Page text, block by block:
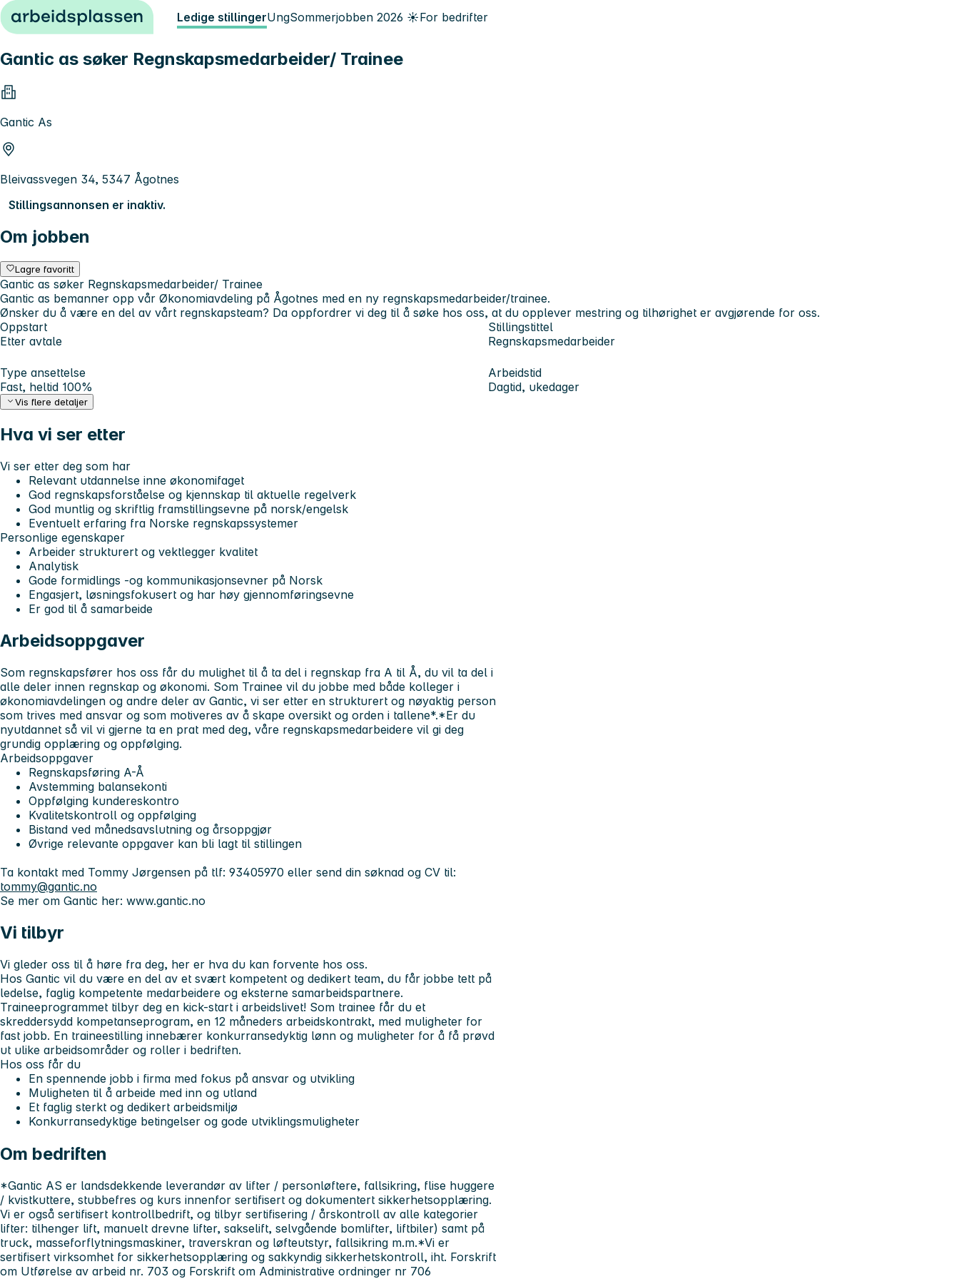
Hopp til innhold Ledige stillingerUngSommerjobben 2026 ☀️For bedrifter
Gantic as søker Regnskapsmedarbeider/ Trainee
Gantic As
Bleivassvegen 34, 5347 Ågotnes
Stillingsannonsen er inaktiv.
Om jobben
Lagre favoritt
Gantic as søker Regnskapsmedarbeider/ Trainee
Gantic as bemanner opp vår Økonomiavdeling på Ågotnes med en ny regnskapsmedarbeider/trainee.
Ønsker du å være en del av vårt regnskapsteam? Da oppfordrer vi deg til å søke hos oss, at du opplever mestring og tilhørighet er avgjørende for oss.
Oppstart
Etter avtale
Stillingstittel
Regnskapsmedarbeider
Type ansettelse
Fast, heltid 100%
Arbeidstid
Dagtid, ukedager
Vis flere detaljer
Hva vi ser etter
Vi ser etter deg som har
Relevant utdannelse inne økonomifaget
God regnskapsforståelse og kjennskap til aktuelle regelverk
God muntlig og skriftlig framstillingsevne på norsk/engelsk
Eventuelt erfaring fra Norske regnskapssystemer
Personlige egenskaper
Arbeider strukturert og vektlegger kvalitet
Analytisk
Gode formidlings -og kommunikasjonsevner på Norsk
Engasjert, løsningsfokusert og har høy gjennomføringsevne
Er god til å samarbeide
Arbeidsoppgaver
Som regnskapsfører hos oss får du mulighet til å ta del i regnskap fra A til Å, du vil ta del i
alle deler innen regnskap og økonomi. Som Trainee vil du jobbe med både kolleger i
økonomiavdelingen og andre deler av Gantic, vi ser etter en strukturert og nøyaktig person
som trives med ansvar og som motiveres av å skape oversikt og orden i tallene*.*Er du
nyutdannet så vil vi gjerne ta en prat med deg, våre regnskapsmedarbeidere vil gi deg
grundig opplæring og oppfølging.
Arbeidsoppgaver
Regnskapsføring A-Å
Avstemming balansekonti
Oppfølging kundereskontro
Kvalitetskontroll og oppfølging
Bistand ved månedsavslutning og årsoppgjør
Øvrige relevante oppgaver kan bli lagt til stillingen
Ta kontakt med Tommy Jørgensen på tlf: 93405970 eller send din søknad og CV til:
tommy@gantic.no
Se mer om Gantic her: www.gantic.no
Vi tilbyr
Vi gleder oss til å høre fra deg, her er hva du kan forvente hos oss.
Hos Gantic vil du være en del av et svært kompetent og dedikert team, du får jobbe tett på
ledelse, faglig kompetente medarbeidere og eksterne samarbeidspartnere.
Traineeprogrammet tilbyr deg en kick-start i arbeidslivet! Som trainee får du et
skreddersydd kompetanseprogram, en 12 måneders arbeidskontrakt, med muligheter for
fast jobb. En traineestilling innebærer konkurransedyktig lønn og muligheter for å få prøvd
ut ulike arbeidsområder og roller i bedriften.
Hos oss får du
En spennende jobb i firma med fokus på ansvar og utvikling
Muligheten til å arbeide med inn og utland
Et faglig sterkt og dedikert arbeidsmiljø
Konkurransedyktige betingelser og gode utviklingsmuligheter
Om bedriften
*Gantic AS er landsdekkende leverandør av lifter / personløftere, fallsikring, flise huggere
/ kvistkuttere, stubbefres og kurs innenfor sertifisert og dokumentert sikkerhetsopplæring.
Vi er også sertifisert kontrollbedrift, og tilbyr sertifisering / årskontroll av alle kategorier
lifter: tilhenger lift, manuelt drevne lifter, sakselift, selvgående bomlifter, liftbiler) samt på
truck, masseforflytningsmaskiner, traverskran og løfteutstyr, fallsikring m.m.*Vi er
sertifisert virksomhet for sikkerhetsopplæring og sakkyndig sikkerhetskontroll, iht. Forskrift
om Utførelse av arbeid nr. 703 og Forskrift om Administrative ordninger nr 706